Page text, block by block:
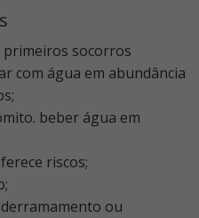
primeiros socorros
com água em abundância
beber água em
riscos;
ou